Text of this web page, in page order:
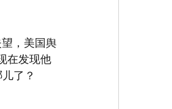
，美国舆
在发现他
了？